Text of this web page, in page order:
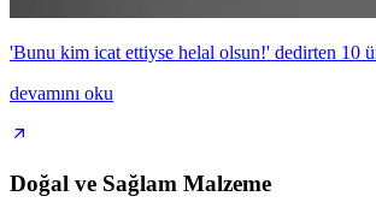
'Bunu kim icat ettiyse helal olsun!' dedirten 10
devamını oku
Doğal ve Sağlam Malzeme